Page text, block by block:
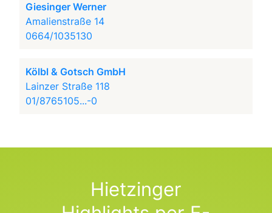
Giesinger Werner
Amalienstraße 14
0664/1035130
Kölbl & Gotsch GmbH
Lainzer Straße 118
01/8765105...-0
Hietzinger